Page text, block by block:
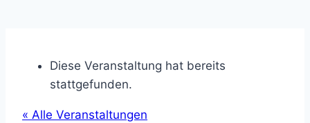
Diese Veranstaltung hat bereits
stattgefunden.
« Alle Veranstaltungen